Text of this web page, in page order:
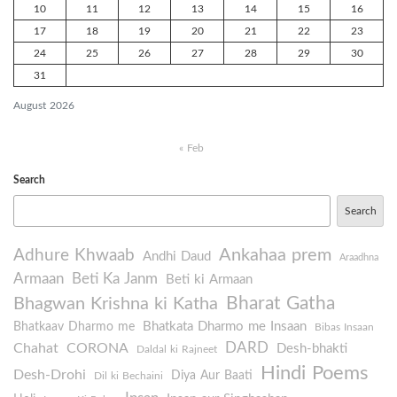
August 2026
10 11 12 13 14 15 16
17 18 19 20 21 22 23
24 25 26 27 28 29 30
31
« Feb
Search
Search
Adhure Khwaab Andhi Daud Ankahaa prem Araadhna
Armaan Beti Ka Janm Beti ki Armaan
Bhagwan Krishna ki Katha Bharat Gatha
Bhatkaav Dharmo me Bhatkata Dharmo me Insaan Bibas Insaan
Chahat CORONA Daldal ki Rajneet DARD Desh-bhakti
Desh-Drohi Dil ki Bechaini Diya Aur Baati Hindi Poems